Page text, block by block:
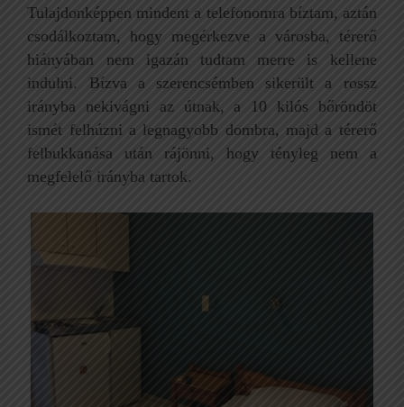
Tulajdonképpen mindent a telefonomra bíztam, aztán
csodálkoztam, hogy megérkezve a városba, térerő
hiányában nem igazán tudtam merre is kellene
indulni. Bízva a szerencsémben sikerült a rossz
irányba nekivágni az útnak, a 10 kilós bőröndöt
ismét felhúzni a legnagyobb dombra, majd a térerő
felbukkanása után rájönni, hogy tényleg nem a
megfelelő irányba tartok.